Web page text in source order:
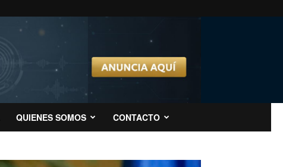
QUIENES SOMOS CONTACTO